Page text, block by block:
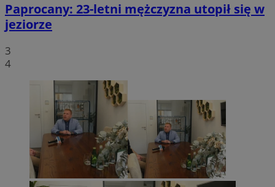
Paprocany: 23-letni mężczyzna utopił się w
jeziorze
3
4